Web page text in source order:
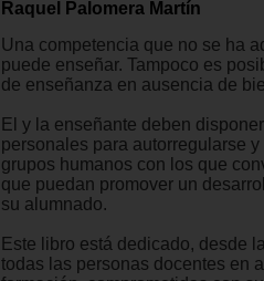
Raquel Palomera Martín
Una competencia que no se ha
puede enseñar. Tampoco es
de enseñanza en ausencia de
El y la enseñante deben
personales para autorregularse
grupos humanos con los que
que puedan promover un
su alumnado.
Este libro está dedicado, desde
todas las personas docentes en